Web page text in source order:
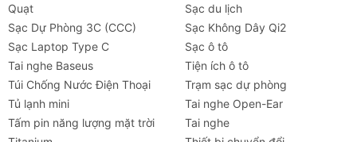
Quạt
Sạc du lịch
Sạc Dự Phòng 3C (CCC)
Sạc Không Dây Qi2
Sạc Laptop Type C
Sạc ô tô
Tai nghe Baseus
Tiện ích ô tô
Túi Chống Nước Điện Thoại
Trạm sạc dự phòng
Tủ lạnh mini
Tai nghe Open-Ear
Tấm pin năng lượng mặt trời
Tai nghe